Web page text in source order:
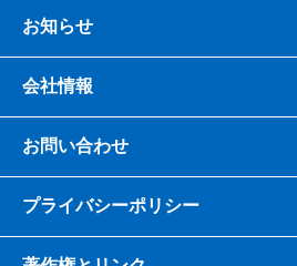
お知らせ
会社情報
お問い合わせ
プライバシーポリシー